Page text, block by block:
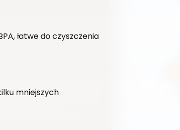
łatwe do czyszczenia
mniejszych